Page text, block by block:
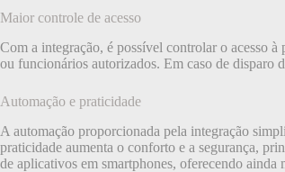
Maior controle de acesso
Com a integração, é possível controlar o acesso
ou funcionários autorizados. Em caso de disparo
Automação e praticidade
A automação proporcionada pela integração
praticidade aumenta o conforto e a segurança,
de aplicativos em smartphones, oferecendo